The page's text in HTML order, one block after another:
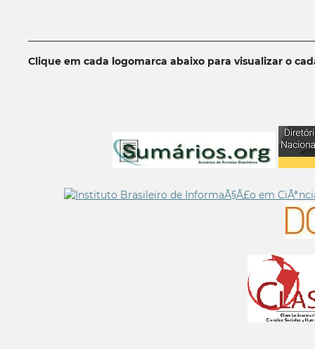
Clique em cada logomarca abaixo para visualizar o